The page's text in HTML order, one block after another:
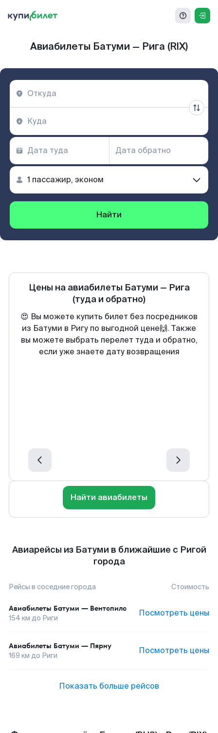
Авиабилеты Батуми — Рига (RIX)
Найти
Цены на авиабилеты Батуми — Рига
(туда и обратно)
😍 Вы можете купить билет без посредников
из Батуми в Ригу по выгодной цене🙌. Также
вы можете выбрать перелет туда и обратно,
если уже знаете дату возвращения
Найти авиабилеты
Авиарейсы из Батуми в ближайшие с Ригой
города
Рейсы в соседние города Стоимость
Авиабилеты Батуми — Вентспилс
154 км до Риги Посмотреть цены
Авиабилеты Батуми — Пярну
169 км до Риги Посмотреть цены
Показать больше рейсов